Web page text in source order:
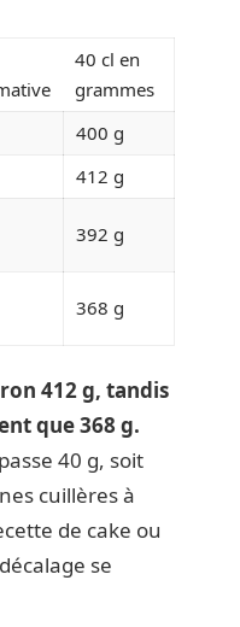
40 cl en
grammes
400 g
412 g
392 g
368 g
412 g, tandis
que 368 g.
40 g, soit
cuillères à
de cake ou
se